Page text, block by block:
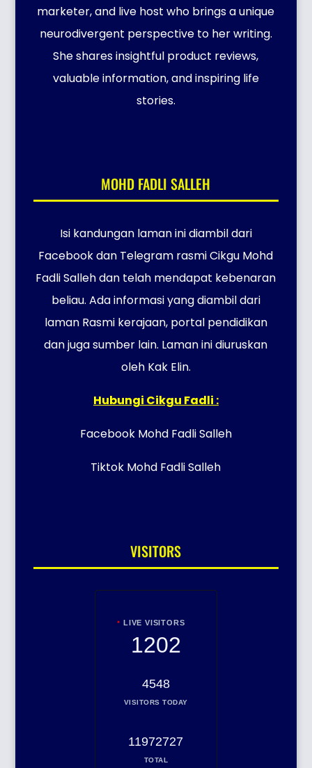
marketer, and live host who brings a unique
neurodivergent perspective to her writing.
She shares insightful product reviews,
valuable information, and inspiring life
stories.
MOHD FADLI SALLEH
Isi kandungan laman ini diambil dari
Facebook dan Telegram rasmi Cikgu Mohd
Fadli Salleh dan telah mendapat kebenaran
beliau. Ada informasi yang diambil dari
laman Rasmi kerajaan, portal pendidikan
dan juga sumber lain. Laman ini diuruskan
oleh Kak Elin.
Hubungi Cikgu Fadli :
Facebook Mohd Fadli Salleh
Tiktok Mohd Fadli Salleh
VISITORS
LIVE VISITORS
1202
4548
VISITORS TODAY
11972727
TOTAL